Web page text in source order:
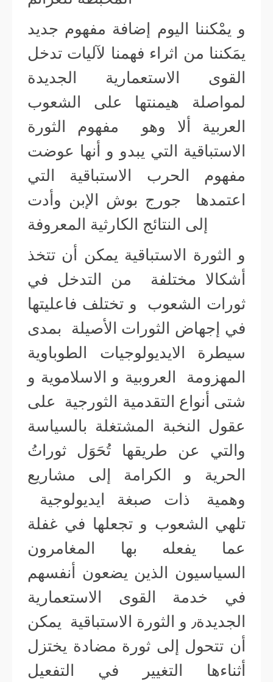
و يمْكننا اليوم إضافة مفهوم جديد
يمَكننا من اثراء فهمنا لآليات تدخل
القوى الاستعمارية الجديدة
لمواصلة هيمنتها على الشعوب
العربية ألا وهو مفهوم الثورة
الاستباقية التي يبدو و أنها عوضت
مفهوم الحرب الاستباقية التي
اعتمدها جورج بوش الإبن وأدت
إلى النتائج الكارثية المعروفة
و الثورة الاستباقية يمكن أن تتخذ
أشكالا مختلفة من التدخل في
ثورات الشعوب و تختلف فاعليتها
في إجهاض الثورات الأصيلة بمدى
سيطرة الايديولوجيات الطوباوية
المهزومة العروبية و الاسلاموية و
شتى أنواع التقدمية الثورجية على
عقول النخبة المشتغلة بالسياسة
والتي عن طريقها تُحَوَل ثوراتُ
الحرية و الكرامة إلى مشاريع
وهمية ذات صبغة ايديولوجية
تلهي الشعوب و تجعلها في غفلة
عما يفعله بها المغامرون
السياسيون الذين يضعون أنفسهم
في خدمة القوى الاستعمارية
الجديدة٫ و الثورة الاستباقية يمكن
أن تتحول إلى ثورة مضادة يختزل
أثناءها التغيير في التفعيل